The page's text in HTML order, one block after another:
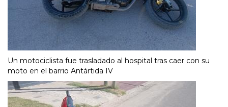
Un motociclista fue trasladado al hospital tras caer con su
moto en el barrio Antártida IV